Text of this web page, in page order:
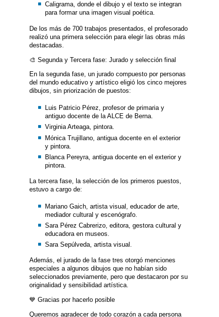
Caligrama, donde el dibujo y el texto se integran
para formar una imagen visual poética.
De los más de 700 trabajos presentados, el profesorado
realizó una primera selección para elegir las obras más
destacadas.
🎨 Segunda y Tercera fase: Jurado y selección final
En la segunda fase, un jurado compuesto por personas
del mundo educativo y artístico eligió los cinco mejores
dibujos, sin priorización de puestos:
Luis Patricio Pérez, profesor de primaria y
antiguo docente de la ALCE de Berna.
Virginia Arteaga, pintora.
Mónica Trujillano, antigua docente en el exterior
y pintora.
Blanca Pereyra, antigua docente en el exterior y
pintora.
La tercera fase, la selección de los primeros puestos,
estuvo a cargo de:
Mariano Gaich, artista visual, educador de arte,
mediador cultural y escenógrafo.
Sara Pérez Cabrerizo, editora, gestora cultural y
educadora en museos.
Sara Sepúlveda, artista visual.
Además, el jurado de la fase tres otorgó menciones
especiales a algunos dibujos que no habían sido
seleccionados previamente, pero que destacaron por su
originalidad y sensibilidad artística.
💙 Gracias por hacerlo posible
Queremos agradecer de todo corazón a cada persona